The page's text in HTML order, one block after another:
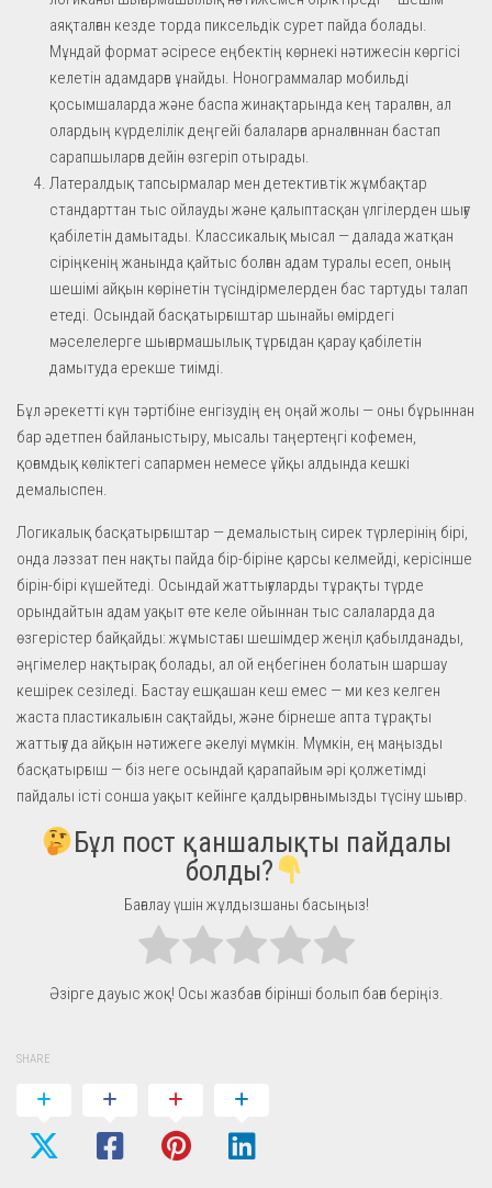
аяқталған кезде торда пиксельдік сурет пайда болады.
Мұндай формат әсіресе еңбектің көрнекі нәтижесін көргісі
келетін адамдарға ұнайды. Нонограммалар мобильді
қосымшаларда және баспа жинақтарында кең таралған, ал
олардың күрделілік деңгейі балаларға арналғаннан бастап
сарапшыларға дейін өзгеріп отырады.
Латералдық тапсырмалар мен детективтік жұмбақтар
стандарттан тыс ойлауды және қалыптасқан үлгілерден шығу
қабілетін дамытады. Классикалық мысал — далада жатқан
сіріңкенің жанында қайтыс болған адам туралы есеп, оның
шешімі айқын көрінетін түсіндірмелерден бас тартуды талап
етеді. Осындай басқатырғыштар шынайы өмірдегі
мәселелерге шығармашылық тұрғыдан қарау қабілетін
дамытуда ерекше тиімді.
Бұл әрекетті күн тәртібіне енгізудің ең оңай жолы — оны бұрыннан
бар әдетпен байланыстыру, мысалы таңертеңгі кофемен,
қоғамдық көліктегі сапармен немесе ұйқы алдында кешкі
демалыспен.
Логикалық басқатырғыштар — демалыстың сирек түрлерінің бірі,
онда ләззат пен нақты пайда бір-біріне қарсы келмейді, керісінше
бірін-бірі күшейтеді. Осындай жаттығуларды тұрақты түрде
орындайтын адам уақыт өте келе ойыннан тыс салаларда да
өзгерістер байқайды: жұмыстағы шешімдер жеңіл қабылданады,
әңгімелер нақтырақ болады, ал ой еңбегінен болатын шаршау
кешірек сезіледі. Бастау ешқашан кеш емес — ми кез келген
жаста пластикалығын сақтайды, және бірнеше апта тұрақты
жаттығу да айқын нәтижеге әкелуі мүмкін. Мүмкін, ең маңызды
басқатырғыш — біз неге осындай қарапайым әрі қолжетімді
пайдалы істі сонша уақыт кейінге қалдырғанымызды түсіну шығар.
Бұл пост қаншалықты пайдалы
болды?
Бағалау үшін жұлдызшаны басыңыз!
Әзірге дауыс жоқ! Осы жазбаға бірінші болып баға беріңіз.
SHARE